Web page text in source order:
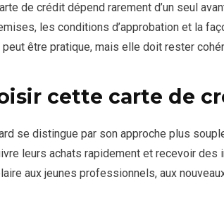
de crédit dépend rarement d’un seul
les conditions d’approbation et la
être pratique, mais elle doit rester
cette carte de
se distingue par son approche plus
leurs achats rapidement et recevoir
aux jeunes professionnels, aux